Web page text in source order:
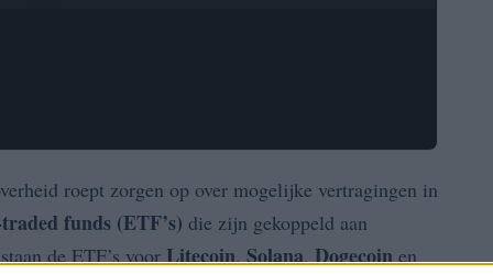
roept zorgen op over mogelijke vertragingen in
funds (ETF’s) die zijn gekoppeld aan
de ETF’s voorLitecoin,Solana,Dogecoinen